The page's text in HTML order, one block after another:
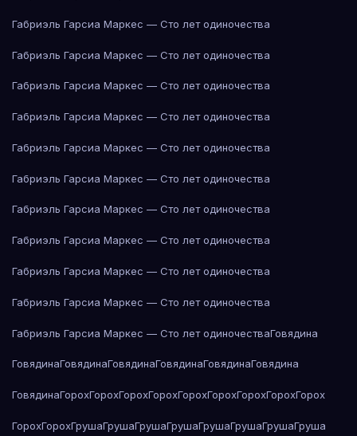
Габриэль Гарсиа Маркес — Сто лет одиночества
Габриэль Гарсиа Маркес — Сто лет одиночества
Габриэль Гарсиа Маркес — Сто лет одиночества
Габриэль Гарсиа Маркес — Сто лет одиночества
Габриэль Гарсиа Маркес — Сто лет одиночества
Габриэль Гарсиа Маркес — Сто лет одиночества
Габриэль Гарсиа Маркес — Сто лет одиночества
Габриэль Гарсиа Маркес — Сто лет одиночества
Габриэль Гарсиа Маркес — Сто лет одиночества
Габриэль Гарсиа Маркес — Сто лет одиночества
Габриэль Гарсиа Маркес — Сто лет одиночестваГовядина
ГовядинаГовядинаГовядинаГовядинаГовядинаГовядина
ГовядинаГорохГорохГорохГорохГорохГорохГорохГорохГорох
ГорохГорохГрушаГрушаГрушаГрушаГрушаГрушаГрушаГруша